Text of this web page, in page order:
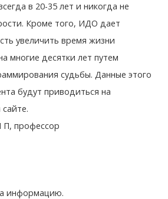
в 20-35 лет и никогда не
Кроме того, ИДО дает
увеличить время жизни
многие десятки лет путем
судьбы. Данные этого
будут приводиться на
П, профессор
информацию.